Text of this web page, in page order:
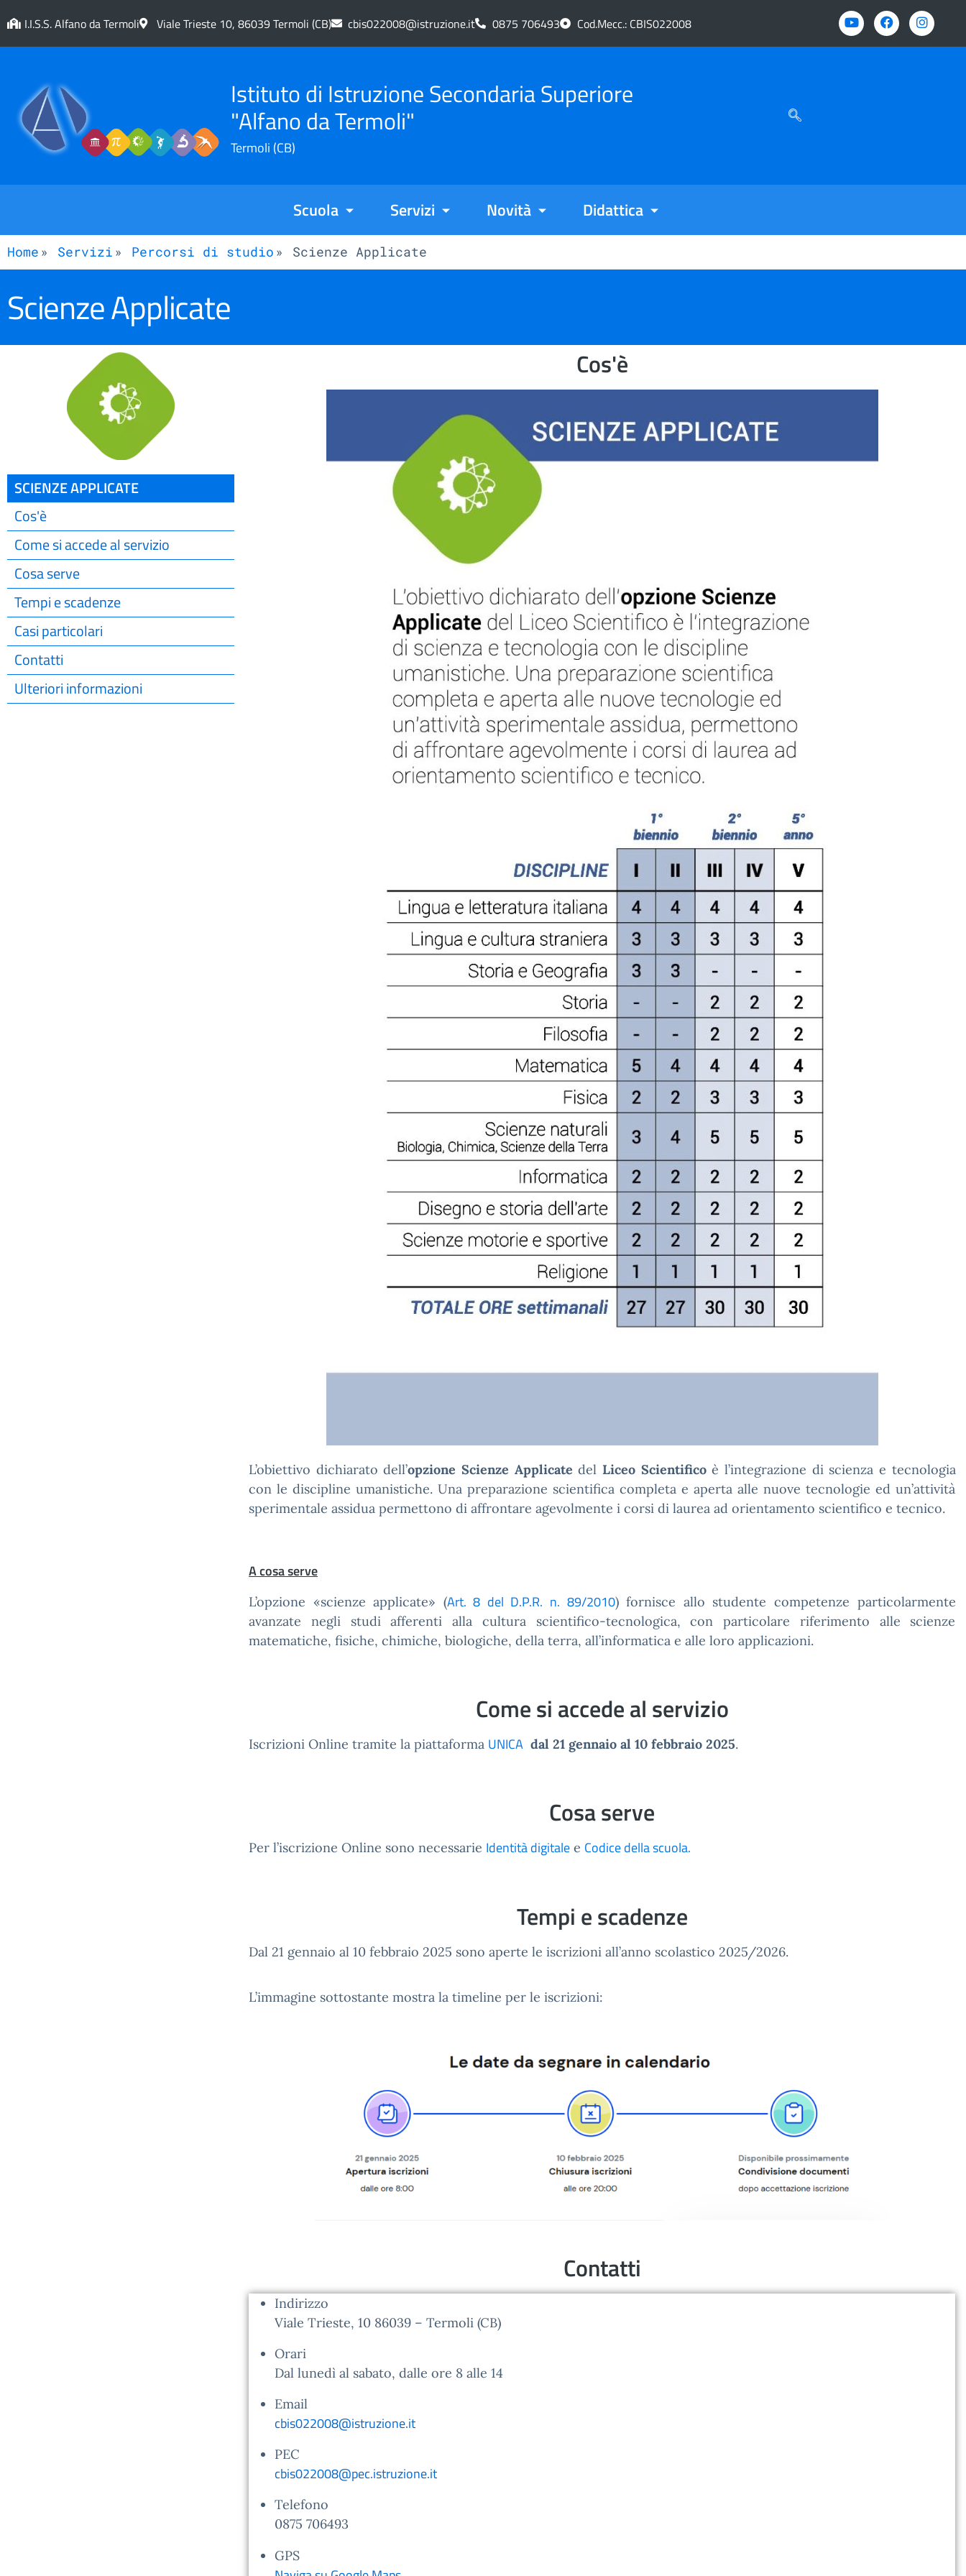
I.I.S.S. Alfano da Termoli Viale Trieste 10, 86039 Termoli (CB) cbis022008@istruzione.it 0875 706493 Cod.Mecc.: CBIS022008
Istituto di Istruzione Secondaria Superiore
"Alfano da Termoli"
Termoli (CB)
Scuola Servizi Novità Didattica
Home Servizi Percorsi di studio Scienze Applicate
Scienze Applicate
SCIENZE APPLICATE
Cos'è
Come si accede al servizio
Cosa serve
Tempi e scadenze
Casi particolari
Contatti
Ulteriori informazioni
Cos'è
L’obiettivo dichiarato dell’opzione Scienze Applicate del Liceo Scientificoè l’integrazione di scienza e tecnologia
con le discipline umanistiche. Una preparazione scientifica completa e aperta alle nuove tecnologie ed un’attività
sperimentale assidua permettono di affrontare agevolmente i corsi di laurea ad orientamento scientifico e tecnico.
A cosa serve
L’opzione «scienze applicate» (Art. 8 del D.P.R. n. 89/2010) fornisce allo studente competenze particolarmente
avanzate negli studi afferenti alla cultura scientifico-tecnologica, con particolare riferimento alle scienze
matematiche, fisiche, chimiche, biologiche, della terra, all’informatica e alle loro applicazioni.
Come si accede al servizio
Iscrizioni Online tramite la piattaforma UNICA dal 21 gennaio al 10 febbraio 2025.
Cosa serve
Per l’iscrizione Online sono necessarie Identità digitale e Codice della scuola.
Tempi e scadenze
Dal 21 gennaio al 10 febbraio 2025 sono aperte le iscrizioni all’anno scolastico 2025/2026.
L’immagine sottostante mostra la timeline per le iscrizioni:
Contatti
Indirizzo
Viale Trieste, 10 86039 – Termoli (CB)
Orari
Dal lunedì al sabato, dalle ore 8 alle 14
Email
cbis022008@istruzione.it
PEC
cbis022008@pec.istruzione.it
Telefono
0875 706493
GPS